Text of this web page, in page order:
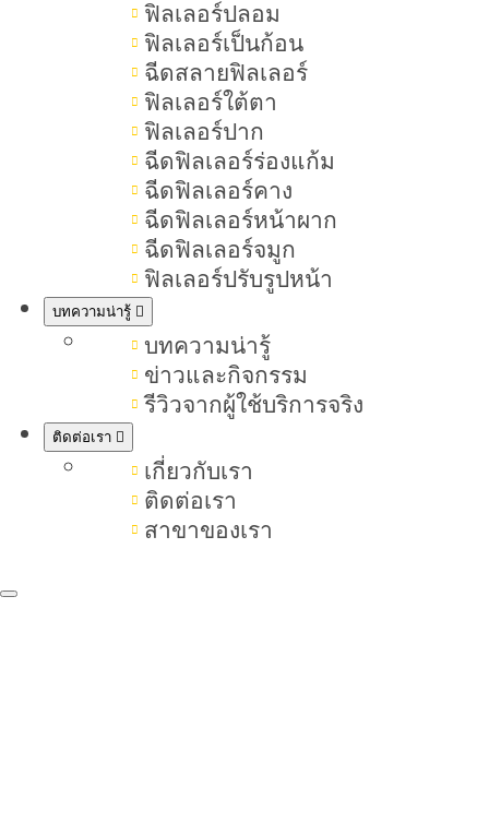
ฟิลเลอร์ปลอม
ฟิลเลอร์เป็นก้อน
ฉีดสลายฟิลเลอร์
ฟิลเลอร์ใต้ตา
ฟิลเลอร์ปาก
ฉีดฟิลเลอร์ร่องแก้ม
ฉีดฟิลเลอร์คาง
ฉีดฟิลเลอร์หน้าผาก
ฉีดฟิลเลอร์จมูก
ฟิลเลอร์ปรับรูปหน้า
บทความน่ารู้
บทความน่ารู้
ข่าวและกิจกรรม
รีวิวจากผู้ใช้บริการจริง
ติดต่อเรา
เกี่ยวกับเรา
ติดต่อเรา
สาขาของเรา
ทีมงานจะคัดเลือกคำตอบที่ โดนใจ
จำนวน 2 ท่านเพื่อรับสิทธิ์บัตรที่นั่งฟรี
คนละ 1 สิทธิ์
ประกาศผล & เงื่อนไขกิจกรรม
ประกาศผล วันที่ 26 พฤษภาคม 2568
ทาง Facebook เพจ
https://www.facebook.com/romrawinn
ewgen
ผู้โชคดีจะได้รับการติดต่อจากทีมงาน
โดยตรง เพื่อยืนยันสิทธิ์ คำตอบใครที่
โดนใจ ทำถึง เตรียมรอรับสิทธิ์ได้เลย